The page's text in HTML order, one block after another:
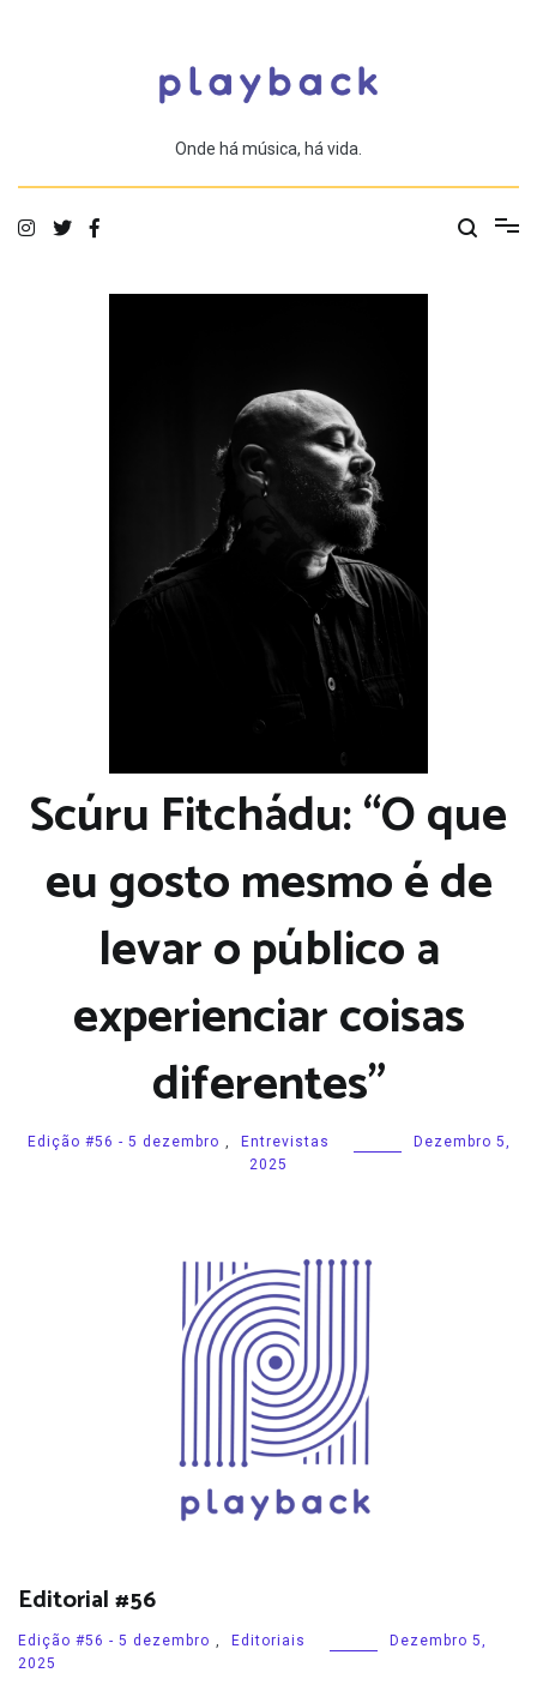
Onde há música, há vida.
Scúru Fitchádu: “O que
eu gosto mesmo é de
levar o público a
experienciar coisas
diferentes”
Edição #56 - 5 dezembro , Entrevistas
Dezembro 5,
2025
Editorial #56
Edição #56 - 5 dezembro , Editoriais
Dezembro 5,
2025